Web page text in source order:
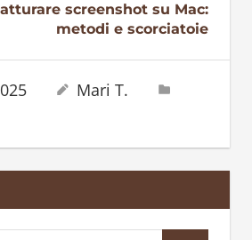
screenshot su Mac:
metodi e scorciatoie
Mari T.